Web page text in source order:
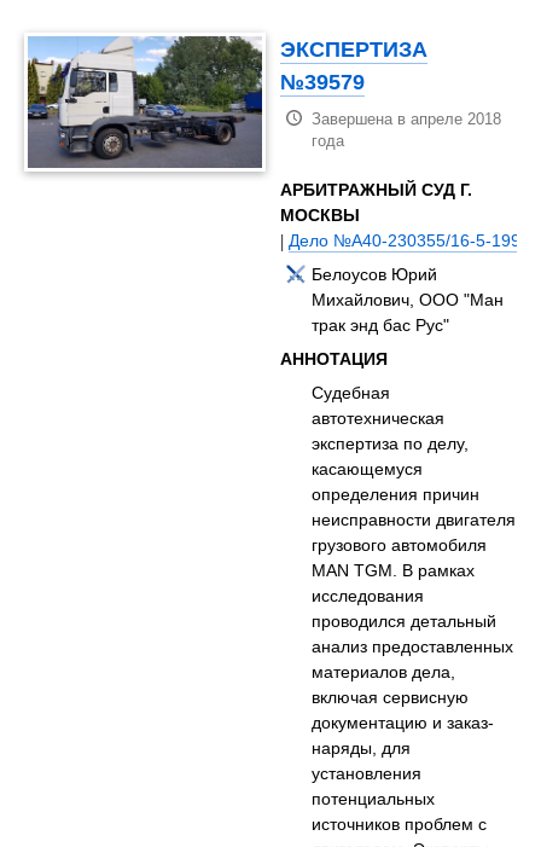
ЭКСПЕРТИЗА
№39579
Завершена в апреле 2018
года
АРБИТРАЖНЫЙ СУД Г.
МОСКВЫ
|Дело №А40-230355/16-5-1999
Белоусов Юрий
Михайлович, ООО "Ман
трак энд бас Рус"
АННОТАЦИЯ
Судебная
автотехническая
экспертиза по делу,
касающемуся
определения причин
неисправности двигателя
грузового автомобиля
MAN TGM. В рамках
исследования
проводился детальный
анализ предоставленных
материалов дела,
включая сервисную
документацию и заказ-
наряды, для
установления
потенциальных
источников проблем с